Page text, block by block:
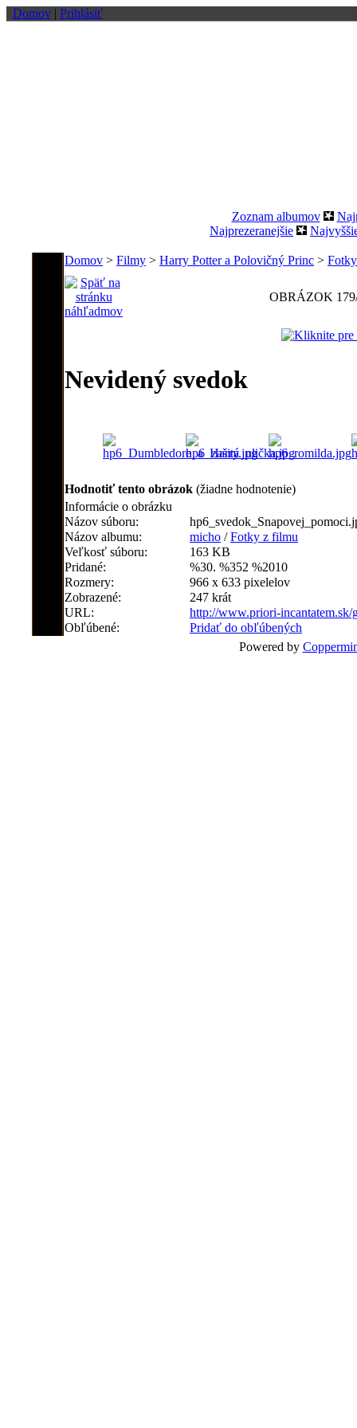
Domov | Prihlásiť
Zoznam albumov
Najprezeranejšie
Domov > Filmy > Harry Potter a Polovičný Princ >
OBRÁZOK
Nevidený svedok
Hodnotiť tento obrázok (žiadne hodnotenie)
Informácie o obrázku
Názov súboru:
Názov albumu:
micho /Fotky z filmu
Veľkosť súboru:
163 KB
Pridané:
%30. %352 %2010
Rozmery:
966 x 633 pixelelov
Zobrazené:
247 krát
URL:
http://www.priori-incantatem.sk/
Obľúbené:
Pridať do obľúbených
Powered by